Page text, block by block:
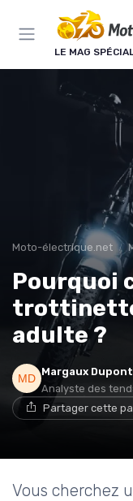
LE MAG
Moto-électrique.net
Pourquoi
adulte ?
Margaux Dupont
Analyste des
Partager cette
Vous cherchez
Panneau de gestion